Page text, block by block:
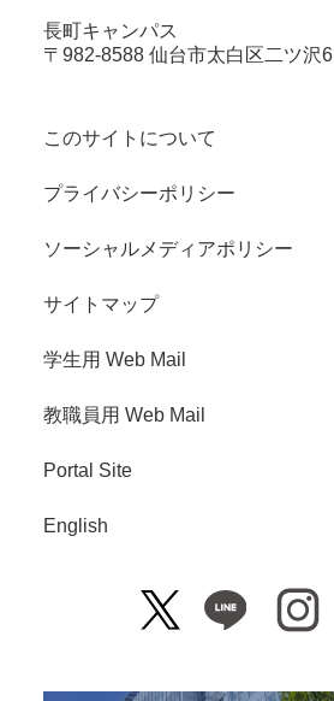
長町キャンパス
〒982-8588 仙台市太白区二ツ沢6
このサイトについて
プライバシーポリシー
ソーシャルメディアポリシー
サイトマップ
学生用 Web Mail
教職員用 Web Mail
Portal Site
English